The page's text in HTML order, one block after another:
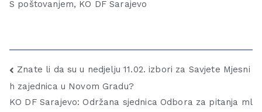
S poštovanjem, KO DF Sarajevo
Znate li da su u nedjelju 11.02. izbori za Savjete Mjesni
h zajednica u Novom Gradu?
KO DF Sarajevo: Održana sjednica Odbora za pitanja ml